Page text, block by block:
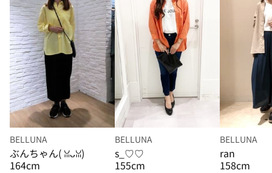
BELLUNA
ぶんちゃん( ꈍᴗꈍ)
164cm
BELLUNA
s_♡♡
155cm
BELLUNA
ran
158cm